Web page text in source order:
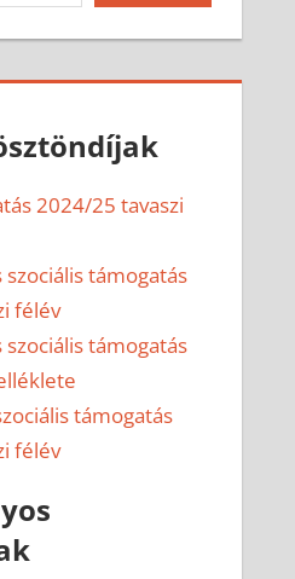
2024/25 tavaszi
szociális támogatás
félév
szociális támogatás
támogatás
félév